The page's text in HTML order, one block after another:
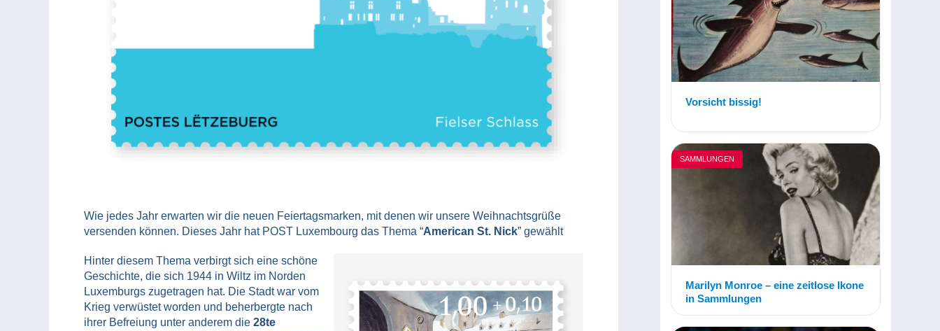
Wie jedes Jahr erwarten wir die neuen Feiertagsmarken, mit denen wir unsere Weihnachtsgrüße
versenden können. Dieses Jahr hat POST Luxembourg das Thema “American St. Nick” gewählt
Hinter diesem Thema verbirgt sich eine schöne
Geschichte, die sich 1944 in Wiltz im Norden
Luxemburgs zugetragen hat. Die Stadt war vom
Krieg verwüstet worden und beherbergte nach
ihrer Befreiung unter anderem die 28te
Vorsicht bissig!
SAMMLUNGEN
Marilyn Monroe – eine zeitlose Ikone
in Sammlungen